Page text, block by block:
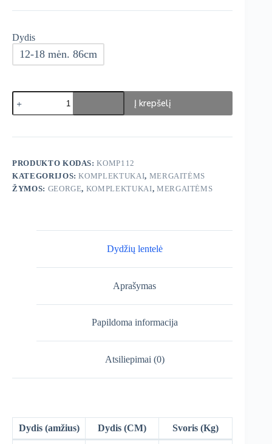
Dydis
12-18 mėn. 86cm
produkto
kiekis:
George
3
Į krepšelį
PRODUKTO KODAS:KOMP112
KATEGORIJOS:KOMPLEKTUKAI, MERGAITĖMS
ŽYMOS: GEORGE, KOMPLEKTUKAI, MERGAITĖMS
Dydžių lentelė
Aprašymas
Papildoma informacija
Atsiliepimai (0)
Dydis (amžius) Dydis (CM) Svoris (Kg)